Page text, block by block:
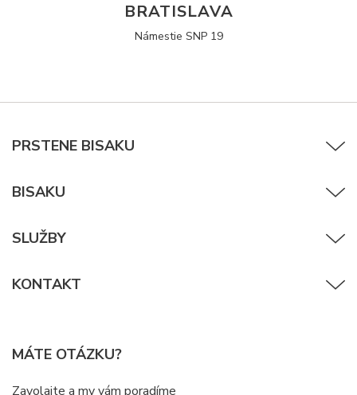
BRATISLAVA
Námestie SNP 19
PRSTENE BISAKU
BISAKU
SLUŽBY
KONTAKT
MÁTE OTÁZKU?
Zavolajte a my vám poradíme